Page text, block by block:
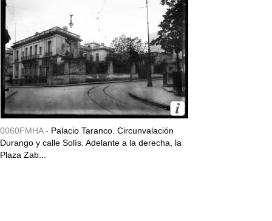
0060FMHA - Palacio Taranco. Circunvalación
Durango y calle Solís. Adelante a la derecha, la
Plaza Zab...